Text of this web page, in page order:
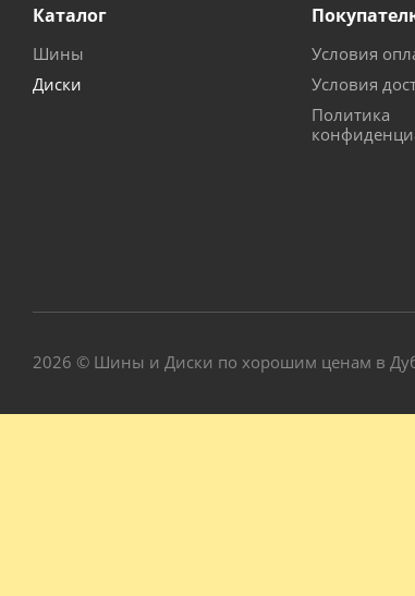
Каталог
Шины
Диски
Условия
Условия
Политика
2026 © Шины и Диски по хорошим ценам в